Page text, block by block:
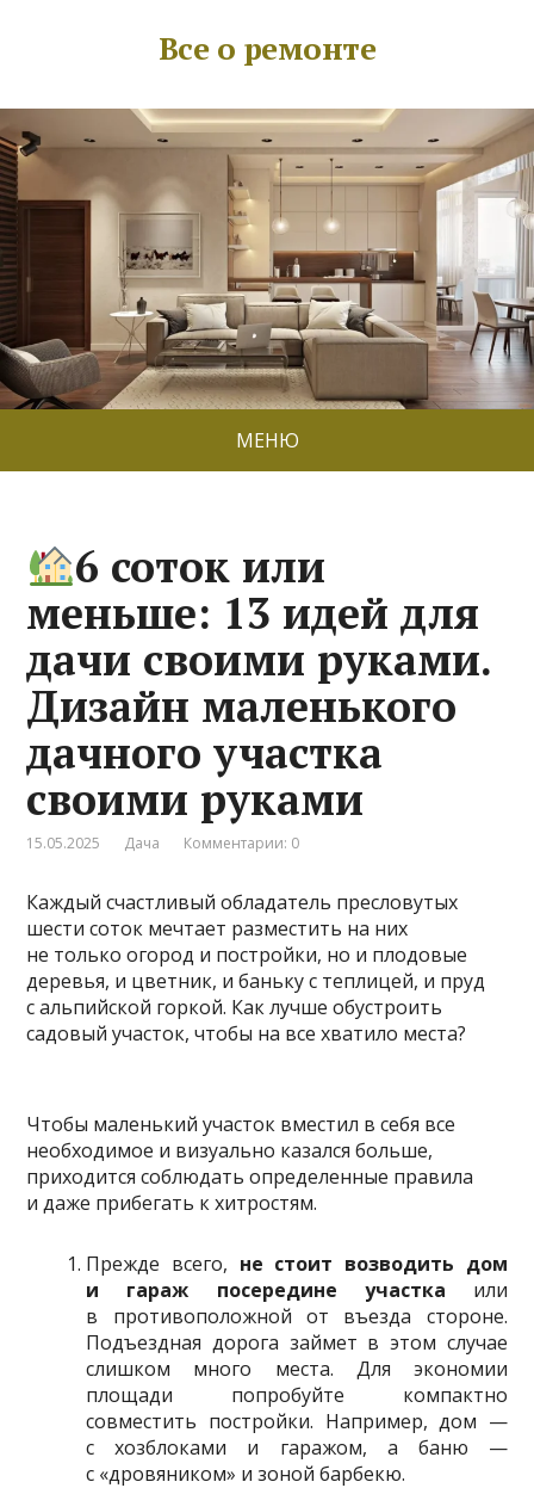
Все о ремонте
МЕНЮ
6 соток или
меньше: 13 идей для
дачи своими руками.
Дизайн маленького
дачного участка
своими руками
15.05.2025 Дача Комментарии: 0
Каждый счастливый обладатель пресловутых
шести соток мечтает разместить на них
не только огород и постройки, но и плодовые
деревья, и цветник, и баньку с теплицей, и пруд
с альпийской горкой. Как лучше обустроить
садовый участок, чтобы на все хватило места?
Чтобы маленький участок вместил в себя все
необходимое и визуально казался больше,
приходится соблюдать определенные правила
и даже прибегать к хитростям.
Прежде всего, не стоит возводить дом
и гараж посередине участка или
в противоположной от въезда стороне.
Подъездная дорога займет в этом случае
слишком много места. Для экономии
площади попробуйте компактно
совместить постройки. Например, дом —
с хозблоками и гаражом, а баню —
с «дровяником» и зоной барбекю.